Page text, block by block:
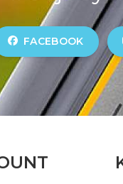
FACEBOOK